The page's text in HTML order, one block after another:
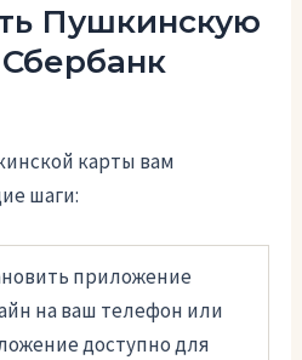
Пушкинскую
карты вам
шаги:
приложение
на ваш телефон или
доступно для